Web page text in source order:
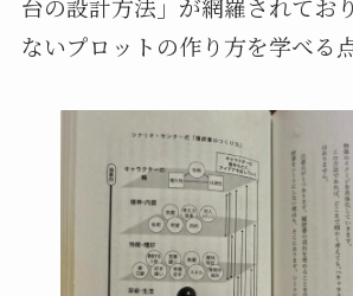
台の設計方法」が網羅されてお
ないプロットの作り方を学べる